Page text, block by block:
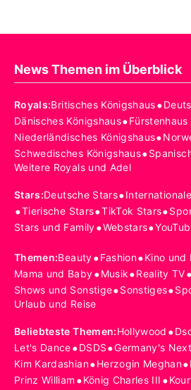
News Themen im Überblick
Royals:Britisches Königshaus•
Dänisches Königshaus•
Niederländisches Königshaus•
Schwedisches Königshaus•
Weitere Royals und Adel
Stars:Deutsche Stars•
•Tierische Stars•TikTok Stars•
Stars und Family•Webstars•
Themen:Beauty•Fashion•Kino und
Mama und Baby•Musik•Reality TV•
Shows und Sonstige•Sonstiges•
Urlaub und Reise
Beliebteste Themen:Hollywood •
Let's Dance•DSDS•Germany's
Kim Kardashian•Herzogin Meghan•
Prinz William •König Charles III •